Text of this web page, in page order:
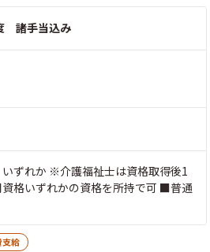
諸手当込み
ずれか ※介護福祉士は資格取得後1
格いずれかの資格を所持で可 ■普通
支給